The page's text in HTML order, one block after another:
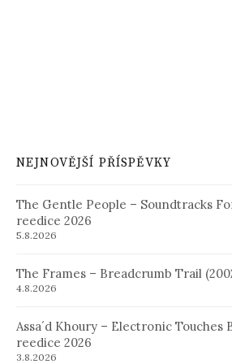
NEJNOVĚJŠÍ PŘÍSPĚVKY
The Gentle People – Soundtracks
reedice 2026
5.8.2026
The Frames – Breadcrumb Trail
4.8.2026
Assa´d Khoury – Electronic Touches
reedice 2026
3.8.2026